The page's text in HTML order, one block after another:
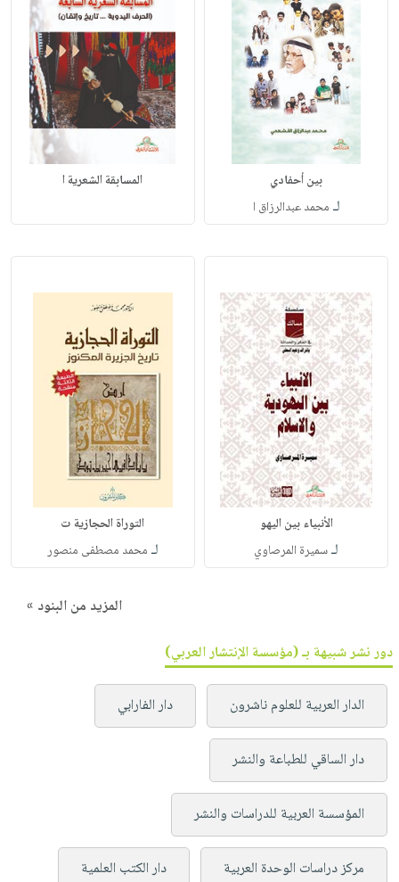
بين أحفادي
لـ محمد عبدالرزاق ا
المسابقة الشعرية ا
الأنبياء بين اليهو
لـسميرة المرصاوي
التوراة الحجازية ت
لـ محمد مصطفى منصور
المزيد من البنود »
دور نشر شبيهة بـ (مؤسسة الإنتشار العربي)
الدار العربية للعلوم ناشرون دار الفارابي
دار الساقي للطباعة والنشر
المؤسسة العربية للدراسات والنشر
مركز دراسات الوحدة العربية دار الكتب العلمية